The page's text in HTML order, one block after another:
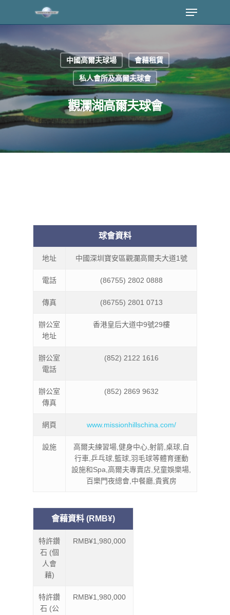
中國高爾夫球場
會藉租賃
私人會所及高爾夫球會
觀瀾湖高爾夫球會
球會資料
地址 中國深圳寶安區觀瀾高爾夫大道1號
電話 (86755) 2802 0888
傳真 (86755) 2801 0713
辦公室
地址
香港皇后大道中9號29樓
辦公室
電話
(852) 2122 1616
辦公室
傳真
(852) 2869 9632
網頁 www.missionhillschina.com/
設施
高爾夫練習場,健身中心,射箭,桌球,自
行車,乒乓球,籃球,羽毛球等體育運動
設施和Spa,高爾夫專賣店,兒童娛樂場,
百樂門夜總會,中餐廳,貴賓房
會藉資料 (RMB¥)
特許鑽
石 (個
人會
藉)
RMB¥1,980,000
特許鑽
石 (公
RMB¥1,980,000